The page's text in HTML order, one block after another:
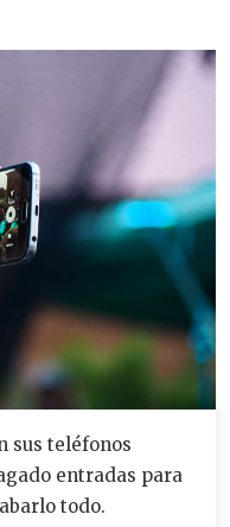
sus teléfonos
entradas para
todo.